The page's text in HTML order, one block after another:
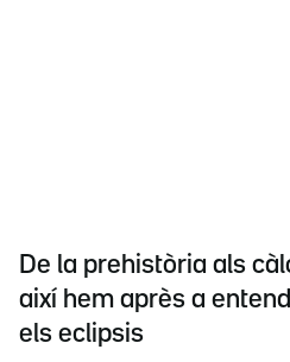
De la prehistòria als
així hem après a
els eclipsis